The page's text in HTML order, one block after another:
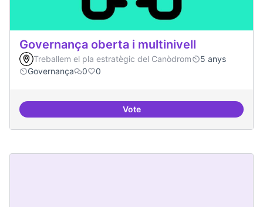
Governança oberta i multinivell
Treballem el pla estratègic del Canòdrom
5 anys
Governança
0 0
VoteGovernança oberta i multinivell